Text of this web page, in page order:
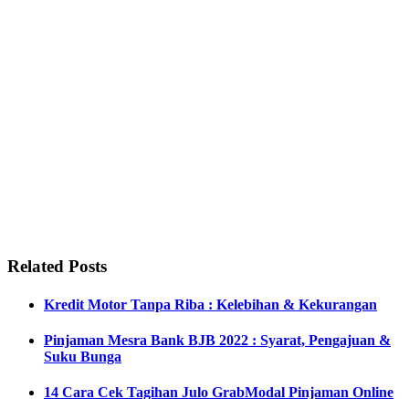
Related Posts
Kredit Motor Tanpa Riba : Kelebihan & Kekurangan
Pinjaman Mesra Bank BJB 2022 : Syarat, Pengajuan &
Suku Bunga
14 Cara Cek Tagihan Julo GrabModal Pinjaman Online